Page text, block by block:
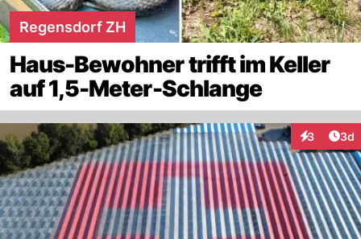
Regensdorf ZH
Haus-Bewohner trifft im Keller
auf 1,5-Meter-Schlange
3 3d